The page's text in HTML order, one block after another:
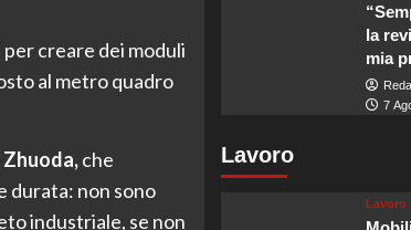
creare dei moduli
al metro quadro
Zhuoda,che
durata: non sono
industriale, se non
la
mia
7
Lavoro
Lavoro